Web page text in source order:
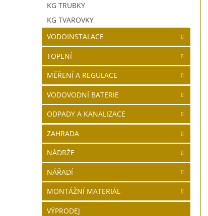
KG TRUBKY
KG TVAROVKY
VODOINSTALACE
TOPENÍ
MĚŘENÍ A REGULACE
VODOVODNÍ BATERIE
ODPADY A KANALIZACE
ZAHRADA
NÁDRŽE
NÁŘADÍ
MONTÁŽNÍ MATERIÁL
VÝPRODEJ